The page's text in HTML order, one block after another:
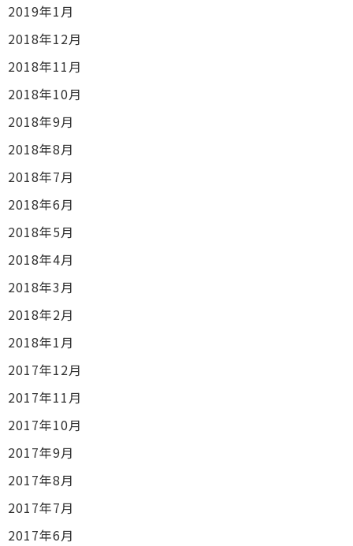
2019年1月
2018年12月
2018年11月
2018年10月
2018年9月
2018年8月
2018年7月
2018年6月
2018年5月
2018年4月
2018年3月
2018年2月
2018年1月
2017年12月
2017年11月
2017年10月
2017年9月
2017年8月
2017年7月
2017年6月